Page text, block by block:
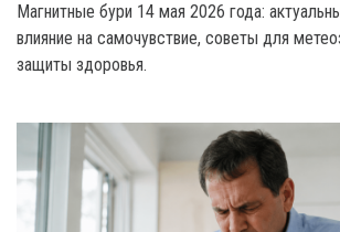
Магнитные бури 14 мая 2026 года:
влияние на самочувствие, советы для
защиты здоровья.